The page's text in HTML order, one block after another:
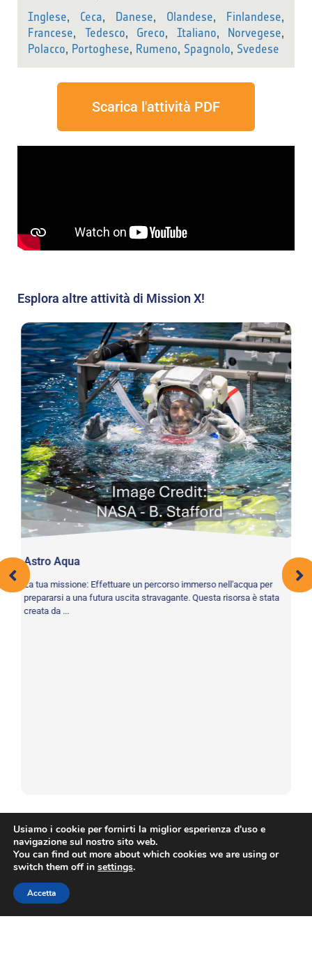
Inglese, Ceca, Danese, Olandese, Finlandese,
Francese, Tedesco, Greco, Italiano, Norvegese,
Polacco, Portoghese, Rumeno, Spagnolo, Svedese
Scarica l'attività PDF
Esplora altre attività di Mission X!
Astro Aqua
La tua missione: Effettuare un percorso immerso nell'acqua per
prepararsi a una futura uscita stravagante. Questa risorsa è stata
creata da ...
Tag: Corpo umano ,Risoluzione dei problemi
Usiamo i cookie per fornirti la miglior esperienza d'uso e
navigazione sul nostro sito web.
You can find out more about which cookies we are using or
switch them off in settings.
Accetta